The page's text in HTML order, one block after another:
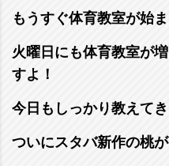
もうすぐ体育教室が始ま
火曜日にも体育教室が
すよ！
今日もしっかり教えてき
ついにスタバ新作の桃が